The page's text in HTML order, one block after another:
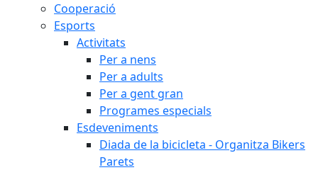
Cooperació
Esports
Activitats
Per a nens
Per a adults
Per a gent gran
Programes especials
Esdeveniments
Diada de la bicicleta - Organitza Bikers
Parets